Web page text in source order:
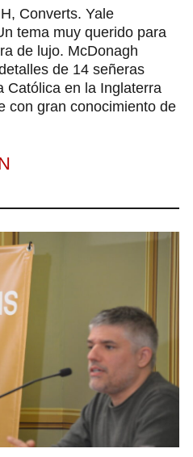
Converts. Yale
tema muy querido para
de lujo. McDonagh
de 14 señeras
Católica en la Inglaterra
con gran conocimiento de